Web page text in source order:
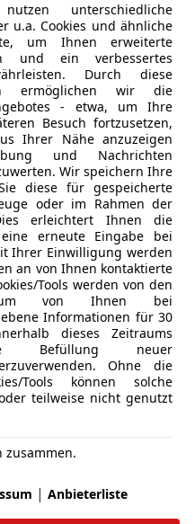
27 200 km
490
12/2020
unterschiedliche
u.a. Cookies und ähnliche
um Ihnen erweiterte
und ein verbessertes
Durch diese
ermöglichen wir die
- etwa, um Ihre
Besuch fortzusetzen,
Ihrer Nähe anzuzeigen
und Nachrichten
Wir speichern Ihre
diese für gespeicherte
oder im Rahmen der
erleichtert Ihnen die
erneute Eingabe bei
Ihrer Einwilligung werden
an von Ihnen kontaktierte
Tools werden von den
um von Ihnen bei
Informationen für 30
dieses Zeitraums
Befüllung neuer
Ohne die
Tools können solche
teilweise nicht genutzt
zusammen.
| Anbieterliste